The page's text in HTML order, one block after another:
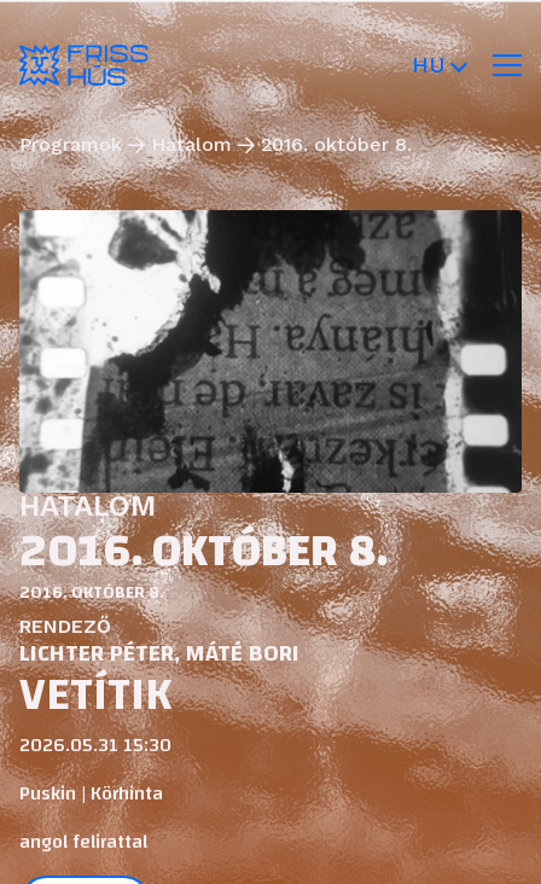
HU
Programok Hatalom 2016. október 8.
HATALOM
2016. OKTÓBER 8.
2016. OKTÓBER 8.
RENDEZŐ
LICHTER PÉTER, MÁTÉ BORI
VETÍTIK
2026.05.31 15:30
Puskin | Körhinta
angol felirattal